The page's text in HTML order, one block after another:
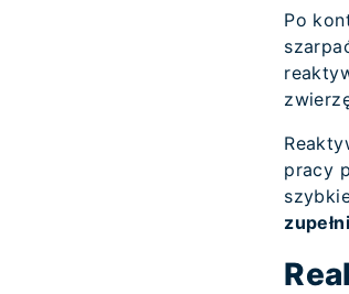
Po
pracy